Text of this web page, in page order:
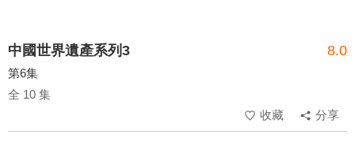
中國世界遺產系列3 8.0
第6集
全 10 集
收藏
分享